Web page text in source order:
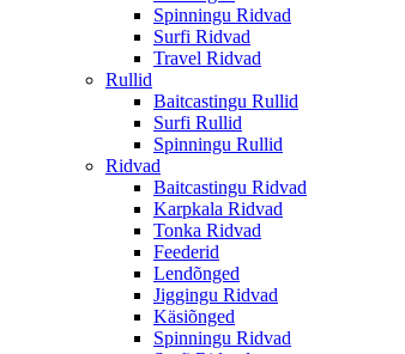
Spinningu Ridvad
Surfi Ridvad
Travel Ridvad
Rullid
Baitcastingu Rullid
Surfi Rullid
Spinningu Rullid
Ridvad
Baitcastingu Ridvad
Karpkala Ridvad
Tonka Ridvad
Feederid
Lendõnged
Jiggingu Ridvad
Käsiõnged
Spinningu Ridvad